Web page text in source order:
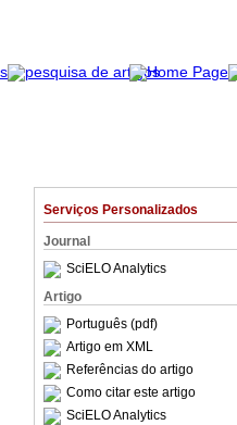
Serviços Personalizados
Journal
SciELO Analytics
Artigo
Português (pdf)
Artigo em XML
Referências do artigo
Como citar este artigo
SciELO Analytics